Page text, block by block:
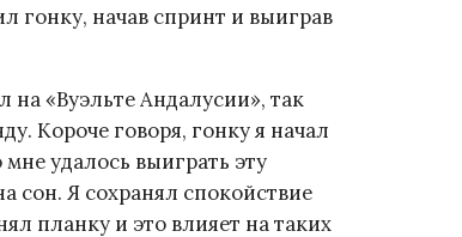
гонку, начав спринт и выиграв
на «Вуэльте Андалусии», так
Короче говоря, гонку я начал
удалось выиграть эту
сон. Я сохранял спокойствие
планку и это влияет на таких